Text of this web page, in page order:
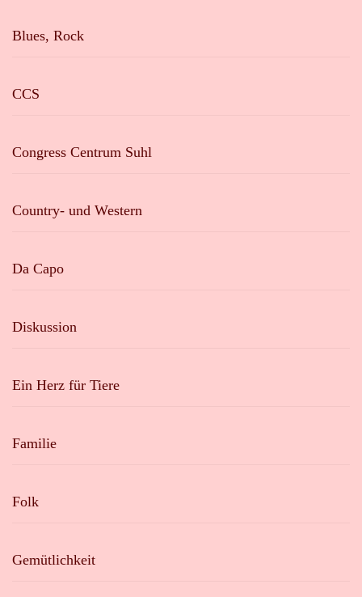
Blues, Rock
CCS
Congress Centrum Suhl
Country- und Western
Da Capo
Diskussion
Ein Herz für Tiere
Familie
Folk
Gemütlichkeit